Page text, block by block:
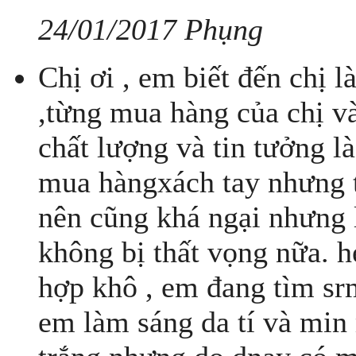
24/01/2017 Phụng
Chị ơi , em biết đến chị
,từng mua hàng của chị
chất lượng và tin tưởng
mua hàngxách tay
nên cũng khá ngại
không bị thất vọng nữa.
hợp khô , em đang tìm
em làm sáng da tí và